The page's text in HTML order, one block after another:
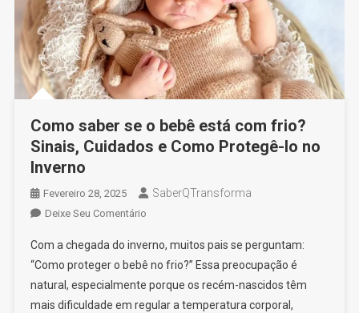
Como saber se o bebê está com frio?
Sinais, Cuidados e Como Protegê-lo no
Inverno
Fevereiro 28, 2025 SaberQTransforma
Deixe Seu ComentárioOn
Saber
Se
O
Bebê
Com a chegada do inverno, muitos pais se perguntam:
“Como proteger o bebê no frio?” Essa preocupação é
natural, especialmente porque os recém-nascidos têm
mais dificuldade em regular a temperatura corporal,